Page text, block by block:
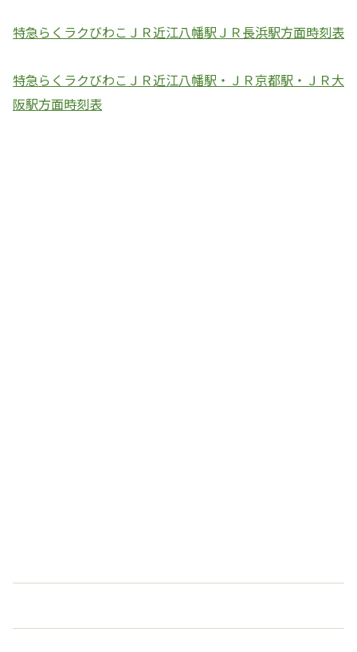
特急らくラクびわこＪＲ近江八幡駅ＪＲ長浜駅方面時刻表
特急らくラクびわこＪＲ近江八幡駅・ＪＲ京都駅・ＪＲ大
阪駅方面時刻表